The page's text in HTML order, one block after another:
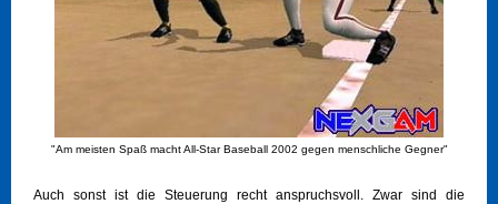
"Am meisten Spaß macht All-Star Baseball 2002 gegen menschliche Gegner"
Auch sonst ist die Steuerung recht anspruchsvoll. Zwar sind die